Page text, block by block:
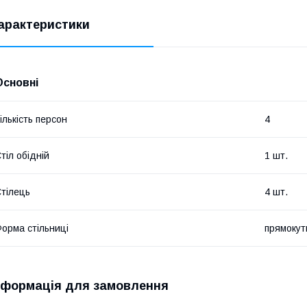
персон 4
обідній 1 шт.
4 шт.
стільниці
для замовлення